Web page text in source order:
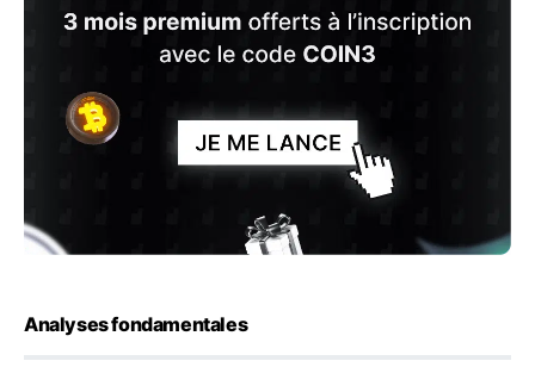
Analyses fondamentales